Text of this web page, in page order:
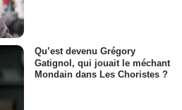
Qu’est devenu Grégory
Gatignol, qui jouait le méchant
Mondain dans Les Choristes ?